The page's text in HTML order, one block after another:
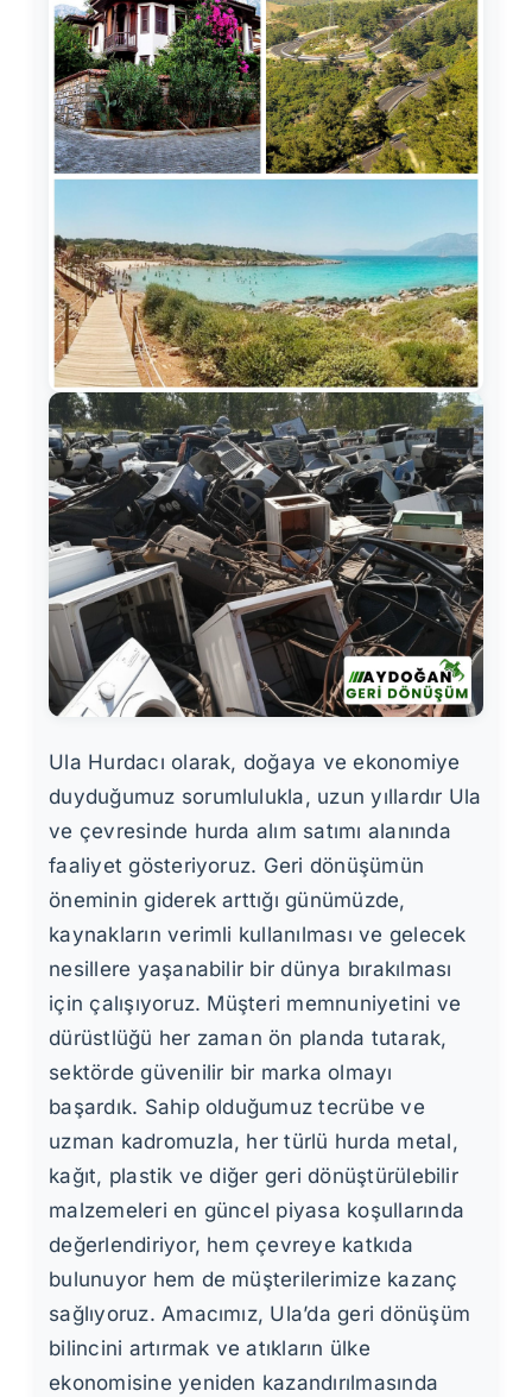
Ula Hurdacı olarak, doğaya ve ekonomiye
duyduğumuz sorumlulukla, uzun yıllardır Ula
ve çevresinde hurda alım satımı alanında
faaliyet gösteriyoruz. Geri dönüşümün
öneminin giderek arttığı günümüzde,
kaynakların verimli kullanılması ve gelecek
nesillere yaşanabilir bir dünya bırakılması
için çalışıyoruz. Müşteri memnuniyetini ve
dürüstlüğü her zaman ön planda tutarak,
sektörde güvenilir bir marka olmayı
başardık. Sahip olduğumuz tecrübe ve
uzman kadromuzla, her türlü hurda metal,
kağıt, plastik ve diğer geri dönüştürülebilir
malzemeleri en güncel piyasa koşullarında
değerlendiriyor, hem çevreye katkıda
bulunuyor hem de müşterilerimize kazanç
sağlıyoruz. Amacımız, Ula’da geri dönüşüm
bilincini artırmak ve atıkların ülke
ekonomisine yeniden kazandırılmasında